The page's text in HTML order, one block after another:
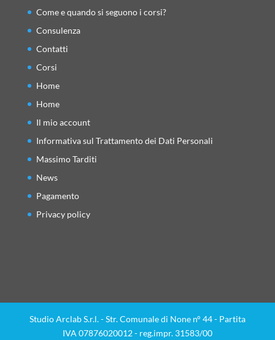
Come e quando si seguono i corsi?
Consulenza
Contatti
Corsi
Home
Home
Il mio account
Informativa sul Trattamento dei Dati Personali
Massimo Tarditi
News
Pagamento
Privacy policy
Studio Arclab S.r.l. - Str. Comunale di None n° 44 - Partita
IVA 07876020012 - reg.impr. 31583/00